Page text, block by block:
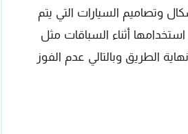
وتصاميم السيارات التي يتم
أثناء السباقات مثل
الطريق وبالتالي عدم الفوز